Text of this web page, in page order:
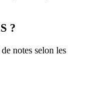
?
notes selon les